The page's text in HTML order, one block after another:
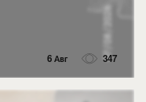
6 Авг 347